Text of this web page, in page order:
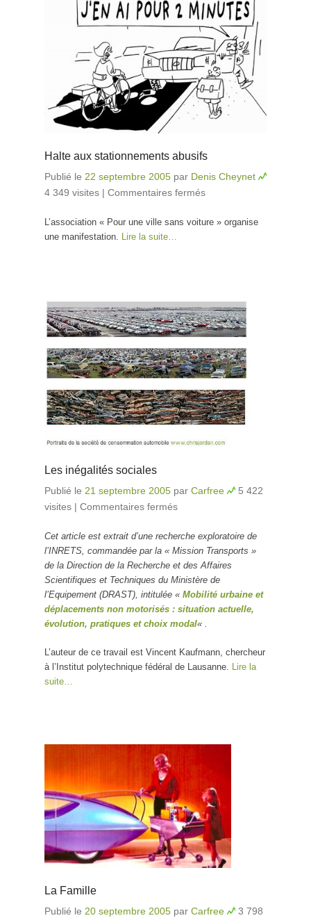
Halte aux stationnements abusifs
Publié le 22 septembre 2005 par Denis Cheynet
4 349 visites | Commentaires fermés
abusifs
L’association « Pour une ville sans voiture » organise
une manifestation. Lire la suite…
Les inégalités sociales
Publié le 21 septembre 2005 par Carfree
5 422
visites | Commentaires fermés
Cet article est extrait d’une recherche exploratoire de
l’INRETS, commandée par la « Mission Transports »
de la Direction de la Recherche et des Affaires
Scientifiques et Techniques du Ministère de
l’Equipement (DRAST), intitulée « Mobilité urbaine et
déplacements non motorisés : situation actuelle,
évolution, pratiques et choix modal« .
L’auteur de ce travail est Vincent Kaufmann, chercheur
à l’Institut polytechnique fédéral de Lausanne. Lire la
suite…
La Famille
Publié le 20 septembre 2005 par Carfree
3 798